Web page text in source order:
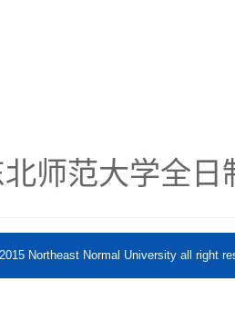
北师范大学全
Northeast Normal University all